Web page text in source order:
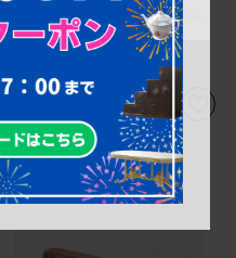
子、べっ甲、ケース付き)(R-
078992)
幅：65㎜
奥行：15㎜
高さ：30㎜